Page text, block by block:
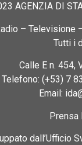
AGENZIA DI
– Televisione
Tutti i
Calle E n. 454,
Telefono: (+53) 7
Email:
Prensa
dall’Ufficio